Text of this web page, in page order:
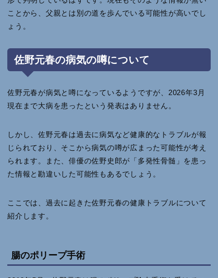
ことから、父親とは別の道を歩んでいる可能性が高いでし
ょう。
佐野元春の病気の噂について
佐野元春が病気と噂になっているようですが、2026年3月
現在まで大病を患ったという発表はありません。
しかし、佐野元春は過去に病気など健康的なトラブルが報
じられており、そこから病気の噂が広まった可能性が考え
られます。また、俳優の佐野史郎が「多発性骨髄」を患っ
た情報と勘違いした可能性もあるでしょう。
ここでは、過去に起きた佐野元春の健康トラブルについて
紹介します。
腸のポリープ手術